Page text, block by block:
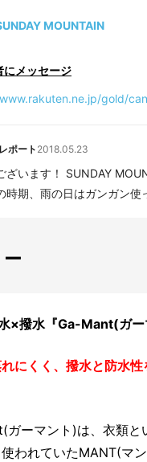
MOUNTAIN
にメッセージ
gold/
ポート2018.05.23
ざいます！ SUNDAY
時期、雨の日はガンガン使
×撥水『Ga-Mant(ガー
にくく、撥水と防水
ガーマント)は、衣類と
われていたMANT(マ